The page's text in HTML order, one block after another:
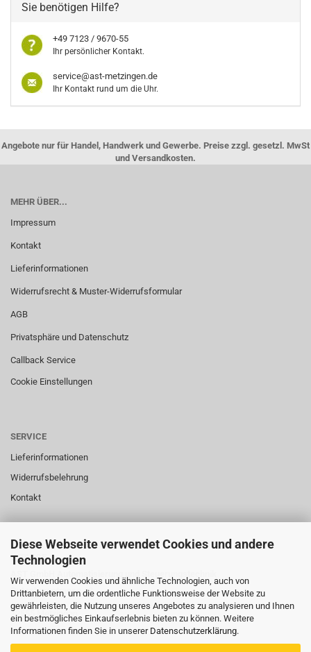
Diese Webseite verwendet Cookies und andere
Technologien
Wir verwenden Cookies und ähnliche Technologien, auch von
Drittanbietern, um die ordentliche Funktionsweise der Website zu
gewährleisten, die Nutzung unseres Angebotes zu analysieren und Ihnen
ein bestmögliches Einkaufserlebnis bieten zu können. Weitere
Informationen finden Sie in unserer Datenschutzerklärung.
Sie benötigen Hilfe?
+49 7123 / 9670-55
Ihr persönlicher Kontakt.
service@ast-metzingen.de
Ihr Kontakt rund um die Uhr.
Angebote nur für Handel, Handwerk und Gewerbe. Preise zzgl. gesetzl. MwSt
und Versandkosten.
MEHR ÜBER...
Impressum
Kontakt
Lieferinformationen
Widerrufsrecht & Muster-Widerrufsformular
AGB
Privatsphäre und Datenschutz
Callback Service
Cookie Einstellungen
SERVICE
Lieferinformationen
Widerrufsbelehrung
Kontakt
SERVICE
Gutenbergstrasse 43
72555 Metzingen